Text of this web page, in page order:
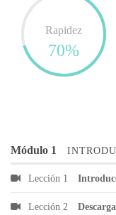
Rapidez
70%
Módulo 1
Lección 1
Lección 2